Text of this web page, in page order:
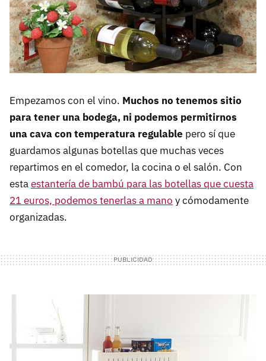
Empezamos con el vino. Muchos no tenemos sitio
para tener una bodega, ni podemos permitirnos
una cava con temperatura regulable pero sí que
guardamos algunas botellas que muchas veces
repartimos en el comedor, la cocina o el salón. Con
estaestantería de bambú para las botellas que cuesta
21 euros, podemos tenerlas a mano y cómodamente
organizadas.